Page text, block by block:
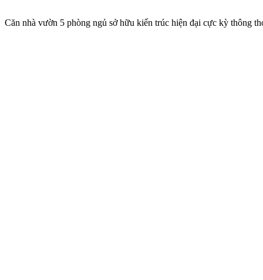
Căn nhà vườn 5 phòng ngủ sở hữu kiến trúc hiện đại cực kỳ thông